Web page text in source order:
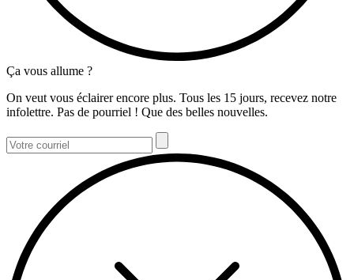
Ça vous allume ?
On veut vous éclairer encore plus. Tous les 15 jours, recevez notre
infolettre. Pas de pourriel ! Que des belles nouvelles.